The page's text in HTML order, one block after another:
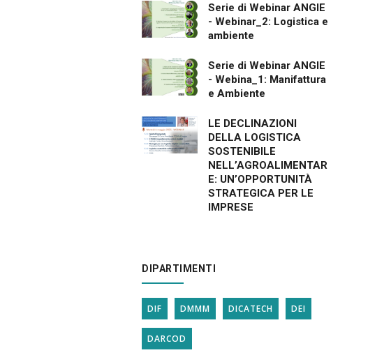
Serie di Webinar ANGIE
- Webinar_2: Logistica e
ambiente
Serie di Webinar ANGIE
- Webina_1: Manifattura
e Ambiente
LE DECLINAZIONI
DELLA LOGISTICA
SOSTENIBILE
NELL’AGROALIMENTAR
E: UN’OPPORTUNITÀ
STRATEGICA PER LE
IMPRESE
DIPARTIMENTI
DIF DMMM DICATECH DEI
DARCOD